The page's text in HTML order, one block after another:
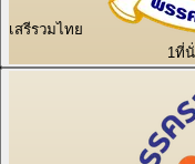
เสรีรวมไทย
1ที่